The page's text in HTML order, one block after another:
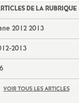
e
i
g
n
DE LA RUBRIQUE
2012 2013
2013
VOIR TOUS LES ARTICLES